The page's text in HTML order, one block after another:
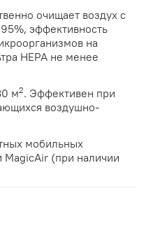
очищает воздух с
эффективность
на
HEPA не менее
м2. Эффективен при
воздушно-
мобильных
(при наличии